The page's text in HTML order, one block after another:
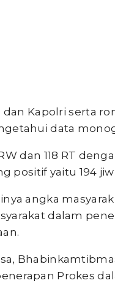
dan Kapolri serta
data
dan 118 RT
positif yaitu 194
angka
dalam
Prokes